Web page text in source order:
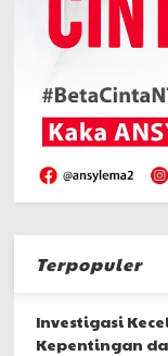
Terpopuler
Investigasi
Kepentingan